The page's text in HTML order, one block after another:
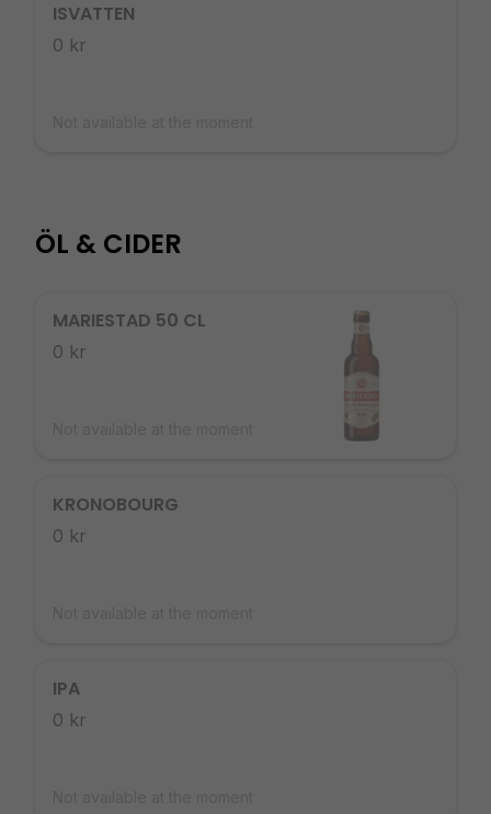
ISVATTEN
0 kr
ÖL & CIDER
MARIESTAD 50 CL
0 kr
KRONOBOURG
0 kr
IPA
0 kr